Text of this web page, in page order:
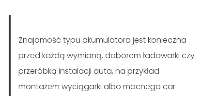
Znajomość typu akumulatora jest konieczna
przed każdą wymianą, doborem ładowarki czy
przeróbką instalacji auta, na przykład
montażem wyciągarki albo mocnego car